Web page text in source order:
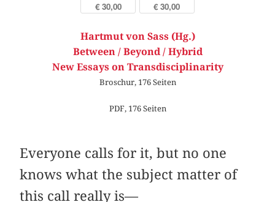
€ 30,00 € 30,00
Hartmut von Sass (Hg.)
Between / Beyond / Hybrid
New Essays on Transdisciplinarity
Broschur, 176 Seiten
PDF, 176 Seiten
Everyone calls for it, but no one
knows what the subject matter of
this call really is—